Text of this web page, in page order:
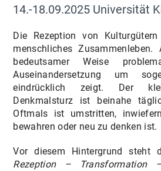
14.-18.09.2025 Universität
Die Rezeption von
menschliches
bedeutsamer Weise
Auseinandersetzung um
eindrücklich zeigt. Der
Denkmalsturz ist beinahe
Oftmals ist umstritten,
bewahren oder neu zu denken ist.
Vor diesem Hintergrund steht
Rezeption – Transformation